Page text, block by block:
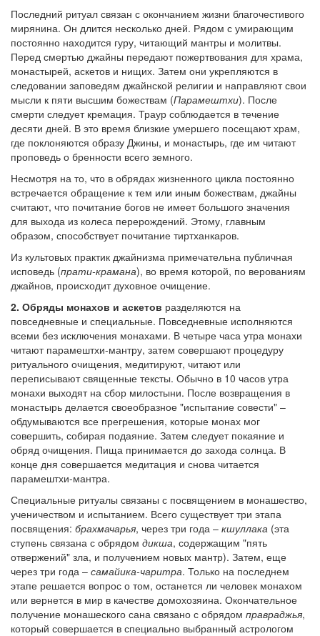
Последний ритуал связан с окончанием жизни благочестивого
мирянина. Он длится несколько дней. Рядом с умирающим
постоянно находится гуру, читающий мантры и молитвы.
Перед смертью джайны передают пожертвования для храма,
монастырей, аскетов и нищих. Затем они укрепляются в
следовании заповедям джайнской религии и направляют свои
мысли к пяти высшим божествам (Парамештхи). После
смерти следует кремация. Траур соблюдается в течение
десяти дней. В это время близкие умершего посещают храм,
где поклоняются образу Джины, и монастырь, где им читают
проповедь о бренности всего земного.
Несмотря на то, что в обрядах жизненного цикла постоянно
встречается обращение к тем или иным божествам, джайны
считают, что почитание богов не имеет большого значения
для выхода из колеса перерождений. Этому, главным
образом, способствует почитание тиртханкаров.
Из культовых практик джайнизма примечательна публичная
исповедь (прати-крамана), во время которой, по верованиям
джайнов, происходит духовное очищение.
2. Обряды монахов и аскетов разделяются на
повседневные и специальные. Повседневные исполняются
всеми без исключения монахами. В четыре часа утра монахи
читают парамештхи-мантру, затем совершают процедуру
ритуального очищения, медитируют, читают или
переписывают священные тексты. Обычно в 10 часов утра
монахи выходят на сбор милостыни. После возвращения в
монастырь делается своеобразное "испытание совести" –
обдумываются все прегрешения, которые монах мог
совершить, собирая подаяние. Затем следует покаяние и
обряд очищения. Пища принимается до захода солнца. В
конце дня совершается медитация и снова читается
парамештхи-мантра.
Специальные ритуалы связаны с посвящением в монашество,
ученичеством и испытанием. Всего существует три этапа
посвящения: брахмачарья, через три года – кшуллака (эта
ступень связана с обрядом дикша, содержащим "пять
отвержений" зла, и получением новых мантр). Затем, еще
через три года – самайика-чаритра. Только на последнем
этапе решается вопрос о том, останется ли человек монахом
или вернется в мир в качестве домохозяина. Окончательное
получение монашеского сана связано с обрядом правраджья,
который совершается в специально выбранный астрологом